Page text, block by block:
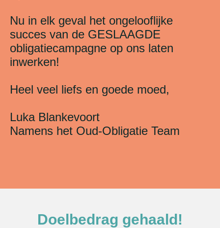
Nu in elk geval het ongelooflijke
succes van de GESLAAGDE
obligatiecampagne op ons laten
inwerken!
Heel veel liefs en goede moed,
Luka Blankevoort
Namens het Oud-Obligatie Team
Doelbedrag gehaald!